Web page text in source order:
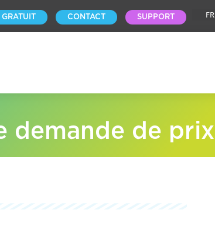
GRATUIT CONTACT SUPPORT FR
demande de prix